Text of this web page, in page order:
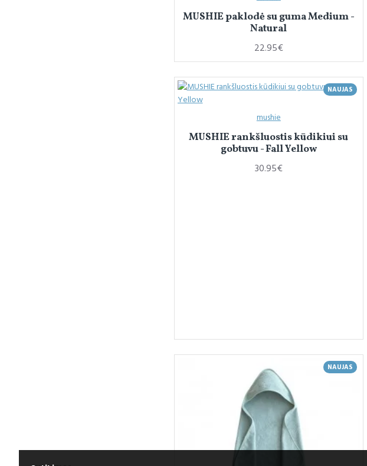
MUSHIE paklodė su guma Medium -
Natural
22.95€
NAUJAS
mushie
MUSHIE rankšluostis kūdikiui su
gobtuvu - Fall Yellow
30.95€
NAUJAS